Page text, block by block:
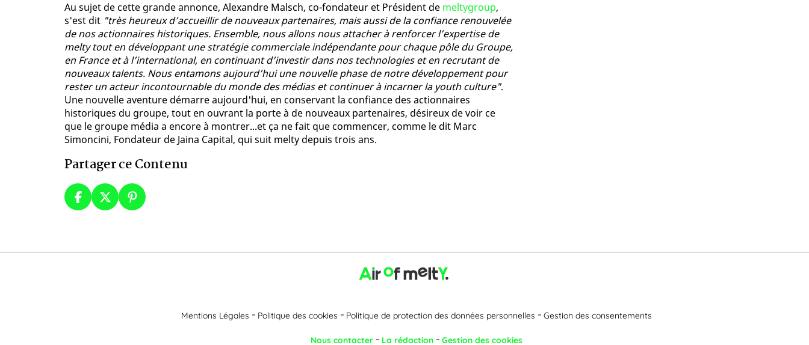
Au sujet de cette grande annonce, Alexandre Malsch, co-fondateur et Président de meltygroup,
s'est dit "très heureux d’accueillir de nouveaux partenaires, mais aussi de la confiance renouvelée
de nos actionnaires historiques. Ensemble, nous allons nous attacher à renforcer l’expertise de
melty tout en développant une stratégie commerciale indépendante pour chaque pôle du Groupe,
en France et à l’international, en continuant d’investir dans nos technologies et en recrutant de
nouveaux talents. Nous entamons aujourd’hui une nouvelle phase de notre développement pour
rester un acteur incontournable du monde des médias et continuer à incarner la youth culture".
Une nouvelle aventure démarre aujourd'hui, en conservant la confiance des actionnaires
historiques du groupe, tout en ouvrant la porte à de nouveaux partenaires, désireux de voir ce
que le groupe média a encore à montrer...et ça ne fait que commencer, comme le dit Marc
Simoncini, Fondateur de Jaina Capital, qui suit melty depuis trois ans.
Partager ce Contenu
Mentions Légales Politique des cookies Politique de protection des données personnelles Gestion des consentements
Nous contacter La rédaction Gestion des cookies